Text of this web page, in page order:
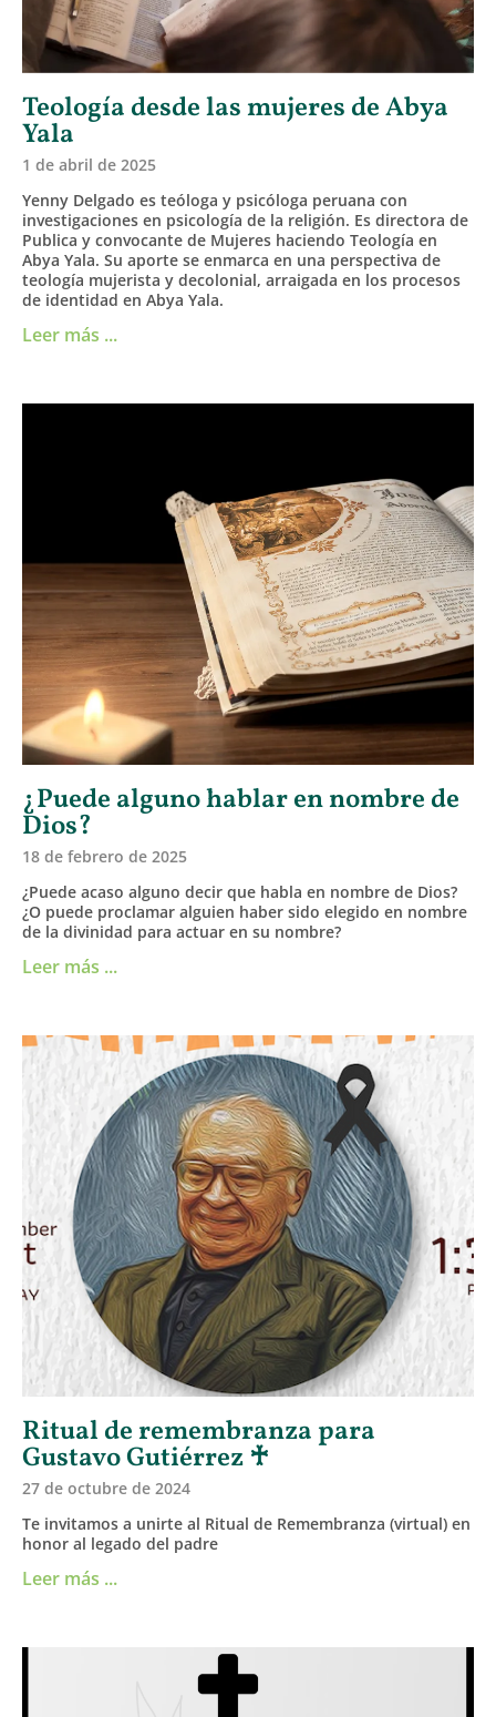
Teología desde las mujeres de Abya
Yala
1 de abril de 2025
Yenny Delgado es teóloga y psicóloga peruana con
investigaciones en psicología de la religión. Es directora de
Publica y convocante de Mujeres haciendo Teología en
Abya Yala. Su aporte se enmarca en una perspectiva de
teología mujerista y decolonial, arraigada en los procesos
de identidad en Abya Yala.
Leer más ...
¿Puede alguno hablar en nombre de
Dios?
18 de febrero de 2025
¿Puede acaso alguno decir que habla en nombre de Dios?
¿O puede proclamar alguien haber sido elegido en nombre
de la divinidad para actuar en su nombre?
Leer más ...
Ritual de remembranza para
Gustavo Gutiérrez ♰
27 de octubre de 2024
Te invitamos a unirte al Ritual de Remembranza (virtual) en
honor al legado del padre
Leer más ...